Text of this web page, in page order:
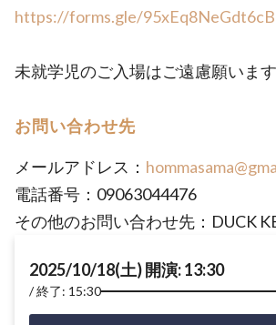
https://forms.gle/
未就学児のご入場はご遠慮願います
お問い合わせ先
メールアドレス：
電話番号：09063044476
その他のお問い合わせ先：DUCK
2025/10/18(土) 開演: 13:30
終了: 15:30